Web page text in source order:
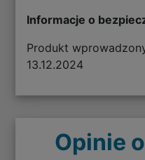
Informacje o
Produkt
13.12.2024
Opinie